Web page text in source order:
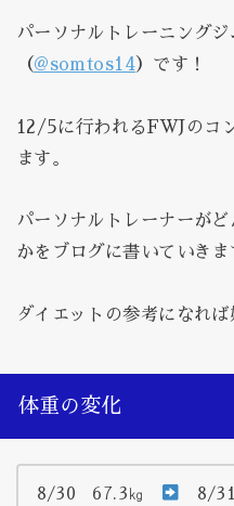
パーソナルトレーニング
（@somtos14）です！
12/5に行われるFWJのコ
ます。
パーソナルトレーナーが
かをブログに書いていきま
ダイエットの参考になれば
体重の変化
8/30 67.3㎏ 8/